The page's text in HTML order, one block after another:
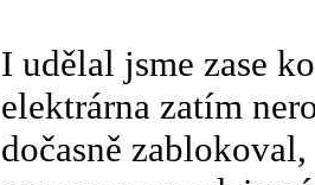
I udělal jsme zase
elektrárna zatím
dočasně